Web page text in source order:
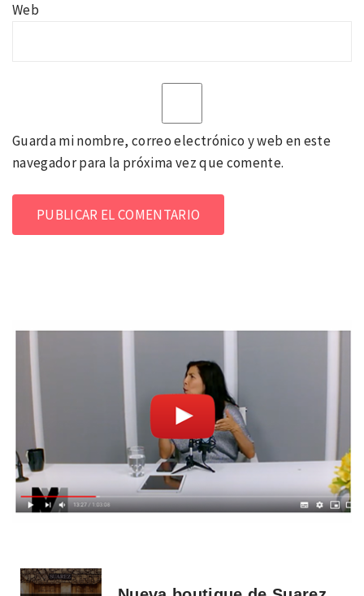
Web
Guarda mi nombre, correo electrónico y web en este
navegador para la próxima vez que comente.